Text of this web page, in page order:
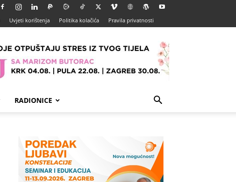
Uvjeti korištenja Politika kolačića Pravila privatnosti
RADIONICE